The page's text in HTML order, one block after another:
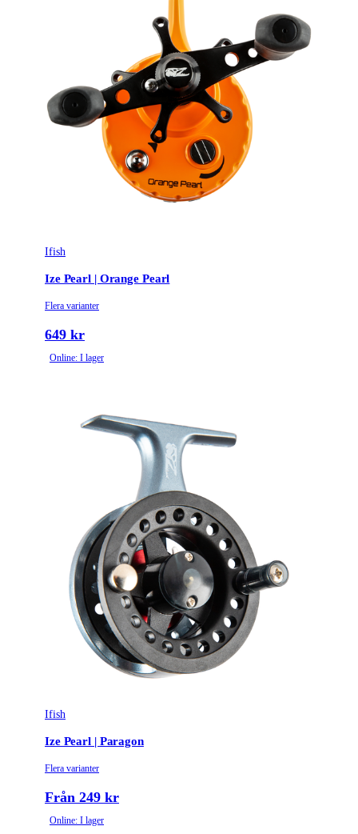
Ifish
Ize Pearl | Orange Pearl
Flera varianter
649 kr
Online: I lager
Ifish
Ize Pearl | Paragon
Flera varianter
Från 249 kr
Online: I lager